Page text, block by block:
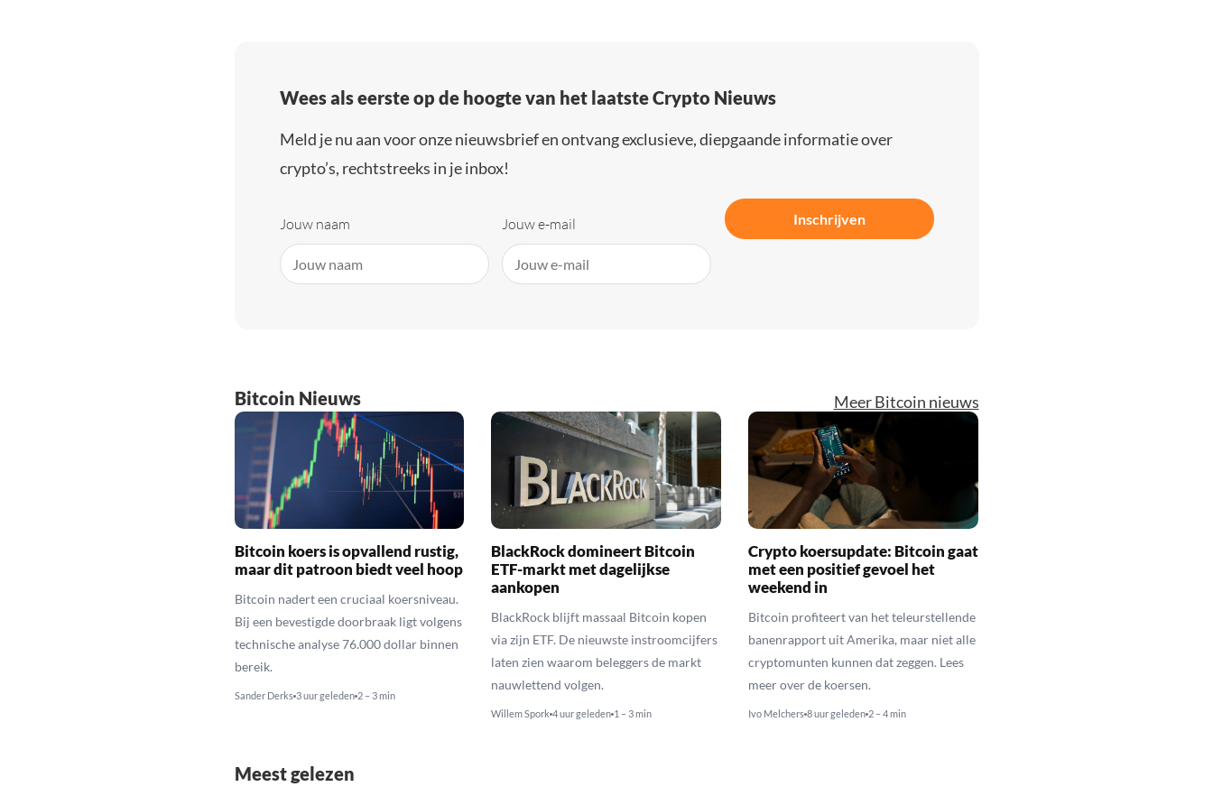
Wees als eerste op de hoogte van het laatste Crypto Nieuws
Meld je nu aan voor onze nieuwsbrief en ontvang exclusieve, diepgaande informatie over
crypto’s, rechtstreeks in je inbox!
Jouw naam Jouw e-mail Inschrijven
Bitcoin Nieuws Meer Bitcoin nieuws
Bitcoin koers is opvallend rustig,
maar dit patroon biedt veel hoop
Bitcoin nadert een cruciaal koersniveau.
Bij een bevestigde doorbraak ligt volgens
technische analyse 76.000 dollar binnen
bereik.
Sander Derks 3 uur geleden 2 – 3 min
BlackRock domineert Bitcoin
ETF-markt met dagelijkse
aankopen
BlackRock blijft massaal Bitcoin kopen
via zijn ETF. De nieuwste instroomcijfers
laten zien waarom beleggers de markt
nauwlettend volgen.
Willem Spork 4 uur geleden 1 – 3 min
Crypto koersupdate: Bitcoin gaat
met een positief gevoel het
weekend in
Bitcoin profiteert van het teleurstellende
banenrapport uit Amerika, maar niet alle
cryptomunten kunnen dat zeggen. Lees
meer over de koersen.
Ivo Melchers 8 uur geleden 2 – 4 min
Meest gelezen